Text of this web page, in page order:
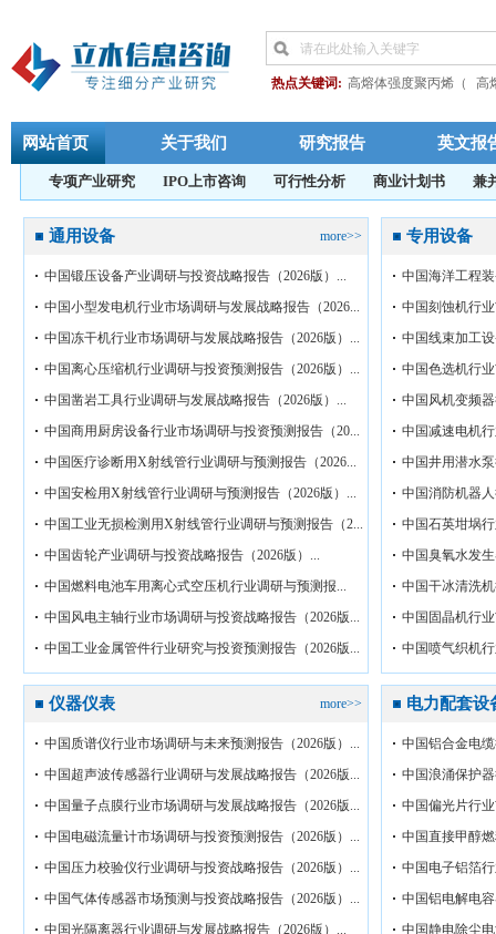
热点关键词: 高熔体强度聚丙烯（
高
透析用碳酸氢钠
长玻纤
中国丁二酸酐行业市场调研 半导体
十二烷基二甲基苄基氯化铵 杀菌剂
全氟醚橡胶行业
甘草酸二铵原料药
唑醇 英晶体 辛
乙酰苯胺 电子级TEOS 电子级正硅
4-甲基-1-戊
中国椰壳活性炭
网站首页 关于我们 研究报告 英文报
专项产业研究 IPO上市咨询 可行性分析 商业计划书 兼
more>>
通用设备
中国锻压设备产业调研与投资战略报告（2026版）...
中国小型发电机行业市场调研与发展战略报告（2026...
中国冻干机行业市场调研与发展战略报告（2026版）...
中国离心压缩机行业调研与投资预测报告（2026版）...
中国凿岩工具行业调研与发展战略报告（2026版）...
中国商用厨房设备行业市场调研与投资预测报告（20...
中国医疗诊断用X射线管行业调研与预测报告（2026...
中国安检用X射线管行业调研与预测报告（2026版）...
中国工业无损检测用X射线管行业调研与预测报告（2...
中国齿轮产业调研与投资战略报告（2026版）...
中国燃料电池车用离心式空压机行业调研与预测报...
中国风电主轴行业市场调研与投资战略报告（2026版...
中国工业金属管件行业研究与投资预测报告（2026版...
专用设备
中国海洋工程
中国刻蚀机行
中国线束加工
中国色选机行
中国风机变频
中国减速电机
中国井用潜水
中国消防机器
中国石英坩埚
中国臭氧水发
中国干冰清洗
中国固晶机行
中国喷气织机
more>>
仪器仪表
中国质谱仪行业市场调研与未来预测报告（2026版）...
中国超声波传感器行业调研与发展战略报告（2026版...
中国量子点膜行业市场调研与发展战略报告（2026版...
中国电磁流量计市场调研与投资预测报告（2026版）...
中国压力校验仪行业调研与投资战略报告（2026版）...
中国气体传感器市场预测与投资战略报告（2026版）...
中国光隔离器行业调研与发展战略报告（2026版）...
电力配套设
中国铝合金电
中国浪涌保护
中国偏光片行
中国直接甲醇
中国电子铝箔
中国铝电解电
中国静电除尘